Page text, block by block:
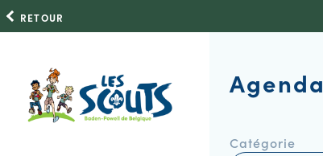
RETOUR
Agenda
Catégorie